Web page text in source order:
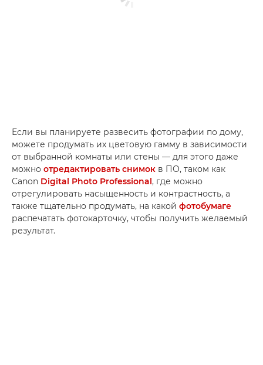
Если вы планируете развесить фотографии по дому,
можете продумать их цветовую гамму в зависимости
от выбранной комнаты или стены — для этого даже
можно отредактировать снимок в ПО, таком как
Canon Digital Photo Professional, где можно
отрегулировать насыщенность и контрастность, а
также тщательно продумать, на какой фотобумаге
распечатать фотокарточку, чтобы получить желаемый
результат.